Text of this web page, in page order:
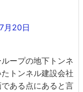
月20日
ープの地下トンネ
トンネル建設会社
ある点にあると言